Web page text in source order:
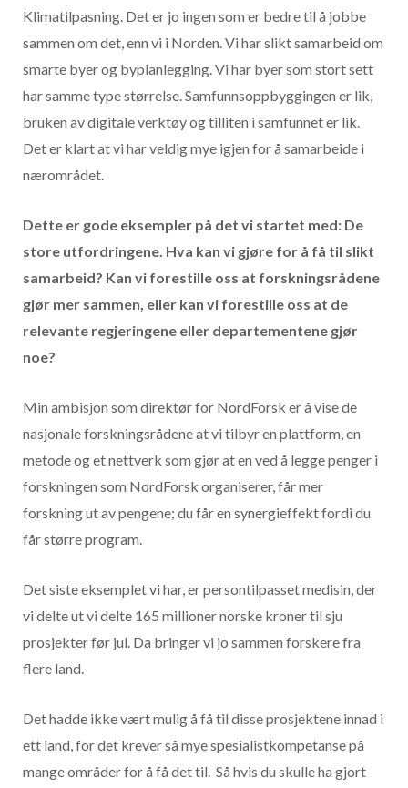
Klimatilpasning. Det er jo ingen som er bedre til å jobbe
sammen om det, enn vi i Norden. Vi har slikt samarbeid om
smarte byer og byplanlegging. Vi har byer som stort sett
har samme type størrelse. Samfunnsoppbyggingen er lik,
bruken av digitale verktøy og tilliten i samfunnet er lik.
Det er klart at vi har veldig mye igjen for å samarbeide i
nærområdet.
Dette er gode eksempler på det vi startet med: De
store utfordringene. Hva kan vi gjøre for å få til slikt
samarbeid? Kan vi forestille oss at forskningsrådene
gjør mer sammen, eller kan vi forestille oss at de
relevante regjeringene eller departementene gjør
noe?
Min ambisjon som direktør for NordForsk er å vise de
nasjonale forskningsrådene at vi tilbyr en plattform, en
metode og et nettverk som gjør at en ved å legge penger i
forskningen som NordForsk organiserer, får mer
forskning ut av pengene; du får en synergieffekt fordi du
får større program.
Det siste eksemplet vi har, er persontilpasset medisin, der
vi delte ut vi delte 165 millioner norske kroner til sju
prosjekter før jul. Da bringer vi jo sammen forskere fra
flere land.
Det hadde ikke vært mulig å få til disse prosjektene innad i
ett land, for det krever så mye spesialistkompetanse på
mange områder for å få det til. Så hvis du skulle ha gjort